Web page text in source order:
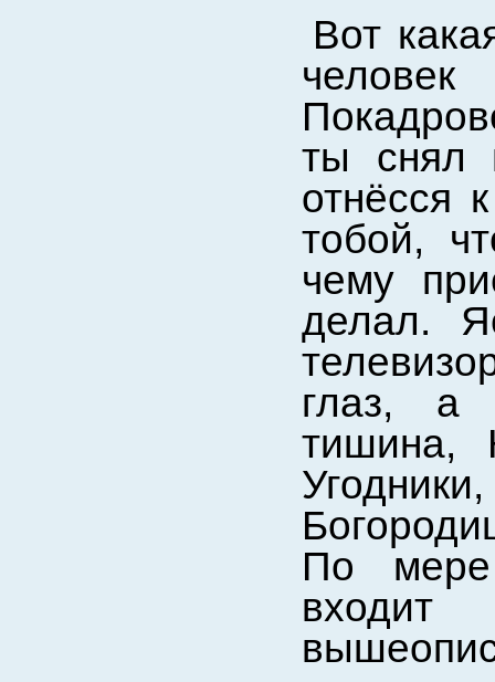
Вот
ты снял
отнёсся
тобой,
чему
делал.
глаз, а
тишина,
По